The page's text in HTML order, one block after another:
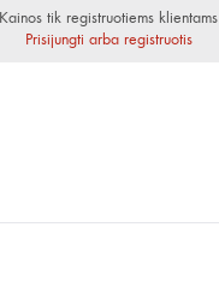
Kainos tik registruotiems klientams
Prisijungti arba registruotis